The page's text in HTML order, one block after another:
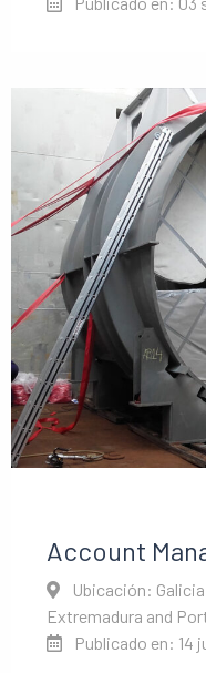
Account
Ubicación:
Extremadura and
Publicado en: 14